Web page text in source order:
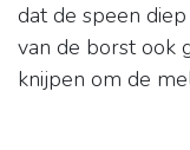
dat de speen
van de borst ook
knijpen om de